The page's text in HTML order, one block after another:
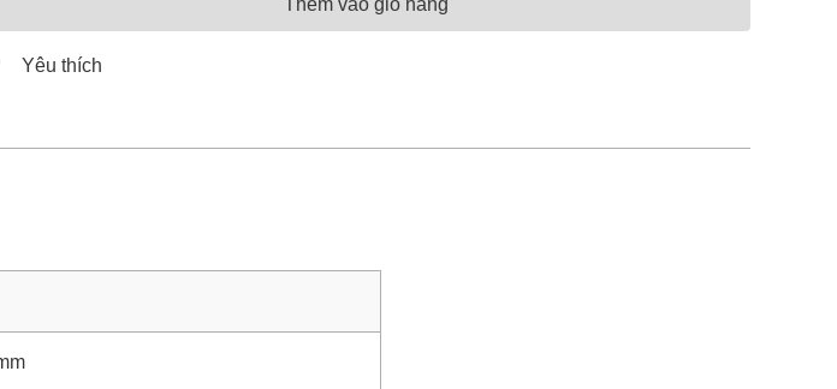
Thêm vào giỏ hàng
Yêu thích